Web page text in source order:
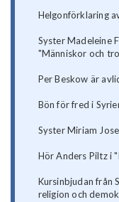
Helgonförklaring
Syster Madeleine
"Människor och
Per Beskow är
Bön för fred i
Syster Miriam
Hör Anders Piltz i
Kursinbjudan från
religion och